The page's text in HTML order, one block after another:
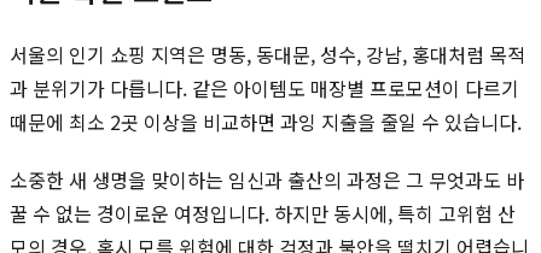
서울의 인기 쇼핑 지역은 명동, 동대문, 성수, 강남, 홍대처럼 목적
과 분위기가 다릅니다. 같은 아이템도 매장별 프로모션이 다르기
때문에 최소 2곳 이상을 비교하면 과잉 지출을 줄일 수 있습니다.
소중한 새 생명을 맞이하는 임신과 출산의 과정은 그 무엇과도 바
꿀 수 없는 경이로운 여정입니다. 하지만 동시에, 특히 고위험 산
모의 경우, 혹시 모를 위험에 대한 걱정과 불안을 떨치기 어렵습니